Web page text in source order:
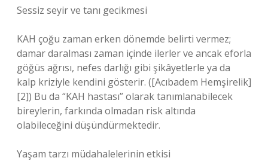
Sessiz seyir ve tanı gecikmesi
KAH çoğu zaman erken dönemde belirti vermez;
damar daralması zaman içinde ilerler ve ancak eforla
göğüs ağrısı, nefes darlığı gibi şikâyetlerle ya da
kalp kriziyle kendini gösterir. ([Acıbadem Hemşirelik]
[2]) Bu da “KAH hastası” olarak tanımlanabilecek
bireylerin, farkında olmadan risk altında
olabileceğini düşündürmektedir.
Yaşam tarzı müdahalelerinin etkisi